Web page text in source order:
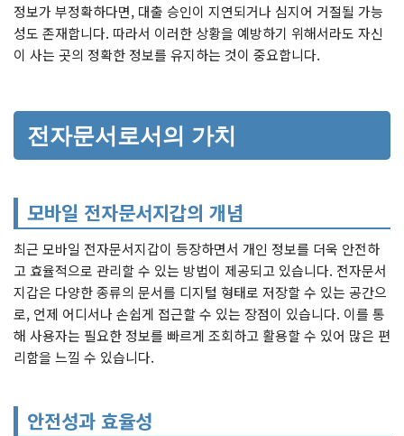
정보가 부정확하다면, 대출 승인이 지연되거나 심지어 거절될 가능
성도 존재합니다. 따라서 이러한 상황을 예방하기 위해서라도 자신
이 사는 곳의 정확한 정보를 유지하는 것이 중요합니다.
전자문서로서의 가치
모바일 전자문서지갑의 개념
최근 모바일 전자문서지갑이 등장하면서 개인 정보를 더욱 안전하
고 효율적으로 관리할 수 있는 방법이 제공되고 있습니다. 전자문서
지갑은 다양한 종류의 문서를 디지털 형태로 저장할 수 있는 공간으
로, 언제 어디서나 손쉽게 접근할 수 있는 장점이 있습니다. 이를 통
해 사용자는 필요한 정보를 빠르게 조회하고 활용할 수 있어 많은 편
리함을 느낄 수 있습니다.
안전성과 효율성